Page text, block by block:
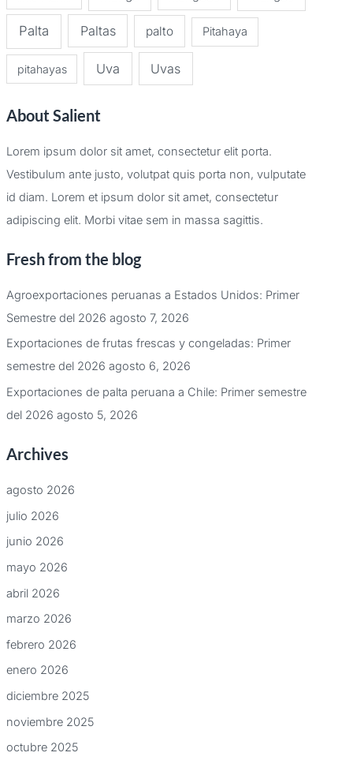
Palta Paltas palto Pitahaya
pitahayas Uva Uvas
About Salient
Lorem ipsum dolor sit amet, consectetur elit porta.
Vestibulum ante justo, volutpat quis porta non, vulputate
id diam. Lorem et ipsum dolor sit amet, consectetur
adipiscing elit. Morbi vitae sem in massa sagittis.
Fresh from the blog
Agroexportaciones peruanas a Estados Unidos: Primer
Semestre del 2026 agosto 7, 2026
Exportaciones de frutas frescas y congeladas: Primer
semestre del 2026 agosto 6, 2026
Exportaciones de palta peruana a Chile: Primer semestre
del 2026 agosto 5, 2026
Archives
agosto 2026
julio 2026
junio 2026
mayo 2026
abril 2026
marzo 2026
febrero 2026
enero 2026
diciembre 2025
noviembre 2025
octubre 2025